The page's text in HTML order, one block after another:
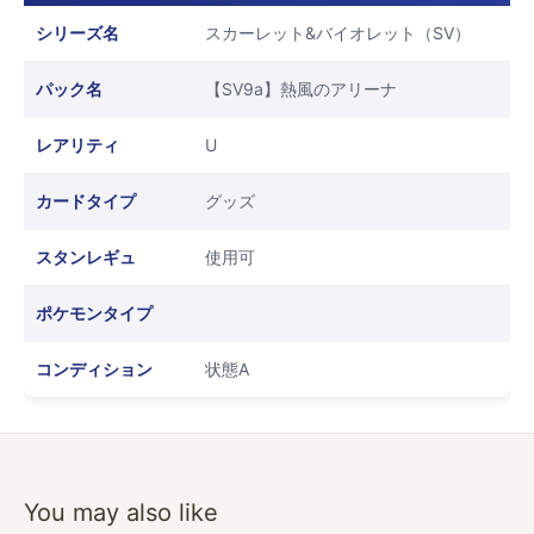
シリーズ名 スカーレット&バイオレット（SV）
パック名 【SV9a】熱風のアリーナ
レアリティ U
カードタイプ グッズ
スタンレギュ 使用可
ポケモンタイプ
コンディション 状態A
You may also like